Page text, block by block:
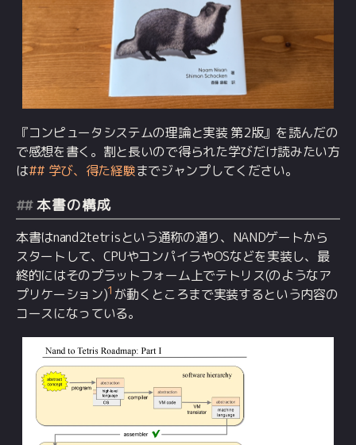
『コンピュータシステムの理論と実装 第2版』を読んだの
で感想を書く。割と長いので得られた学びだけ読みたい方
は## 学び、得た経験までジャンプしてください。
本書の構成
本書はnand2tetrisという通称の通り、NANDゲートから
スタートして、CPUやコンパイラやOSなどを実装し、最
終的にはそのプラットフォーム上でテトリス(のようなア
プリケーション)1 が動くところまで実装するという内容の
コースになっている。